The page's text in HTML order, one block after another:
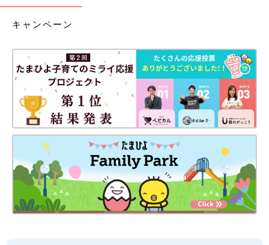
キャンペーン